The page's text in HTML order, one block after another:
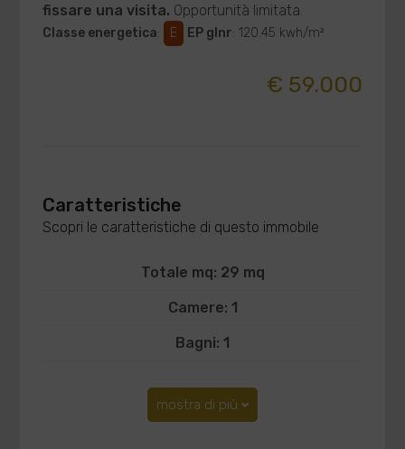
fissare una visita. Opportunità limitata.
Classe energetica: E EP glnr: 120.45 kwh/m²
€ 59.000
Caratteristiche
Scopri le caratteristiche di questo immobile
Totale mq: 29 mq
Camere: 1
Bagni: 1
mostra di più